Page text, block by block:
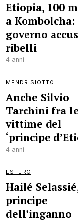
Etiopia, 100
a
governo
ribelli
4 anni
MENDRISIOTTO
Anche Silvio
Tarchini fra le
vittime del
‘principe
4 anni
ESTERO
Hailé
principe
dell’inganno